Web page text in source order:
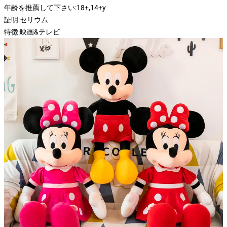
年齢を推薦して下さい:18+,14+y
証明:セリウム
特徴:映画&テレビ